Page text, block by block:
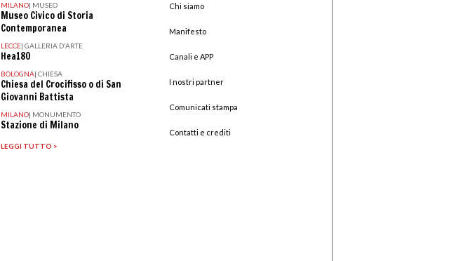
MILANO| MUSEO
Museo Civico di Storia
Contemporanea
LECCE| GALLERIA D'ARTE
Hea180
BOLOGNA| CHIESA
Chiesa del Crocifisso o di San
Giovanni Battista
MILANO| MONUMENTO
Stazione di Milano
LEGGI TUTTO >
Chi siamo
Manifesto
Canali e APP
I nostri partner
Comunicati stampa
Contatti e crediti